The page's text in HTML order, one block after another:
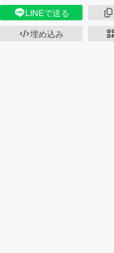
LINEで送る
埋め込み